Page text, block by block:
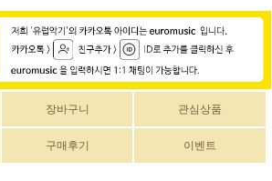
장바구니 관심상품
구매후기 이벤트